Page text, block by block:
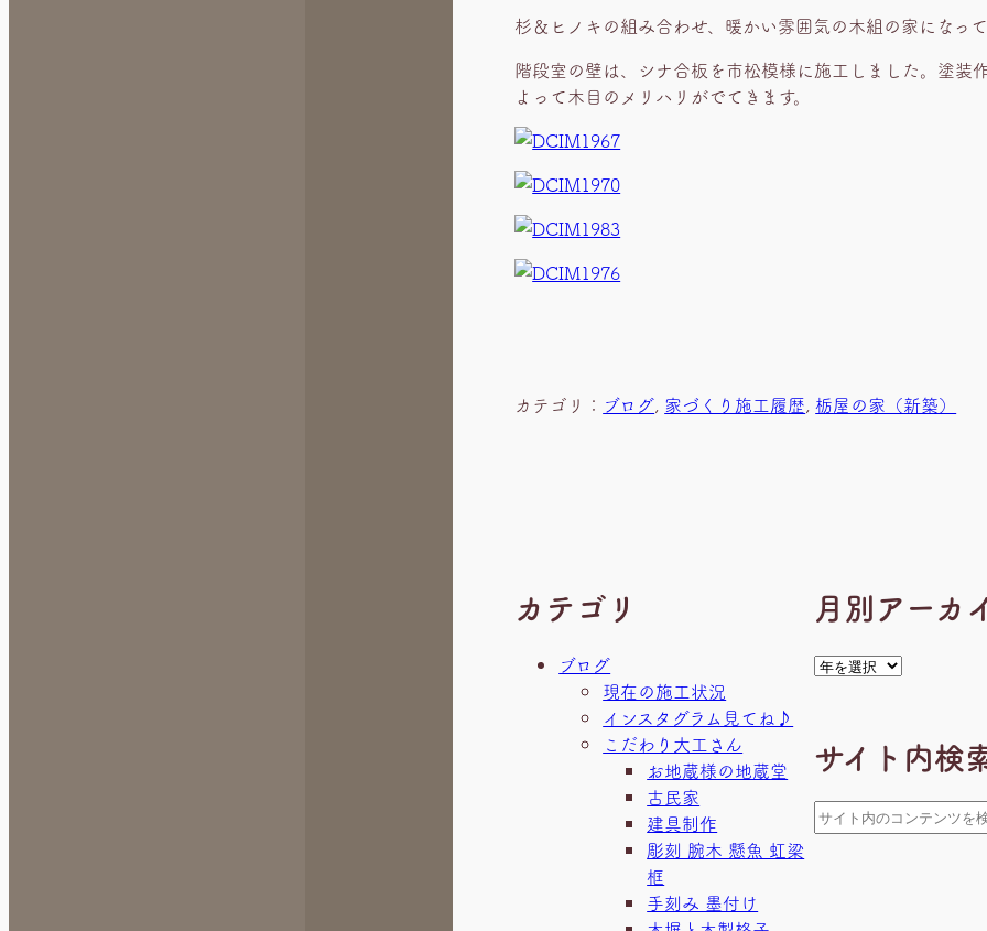
杉＆ヒノキの組み合わせ、暖かい雰囲気の木組の家になっ
階段室の壁は、シナ合板を市松模様に施工しました。塗装
よって木目のメリハリがでてきます。
カテゴリ： ブログ, 家づくり施工履歴, 栃屋の家（新築）
カテゴリ
ブログ
現在の施工状況
インスタグラム見てね♪
こだわり大工さん
お地蔵様の地蔵堂
古民家
建具制作
彫刻 腕木 懸魚 虹梁
框
手刻み 墨付け
月別アーカ
ア
イ
ブ
サイト内検
検
索